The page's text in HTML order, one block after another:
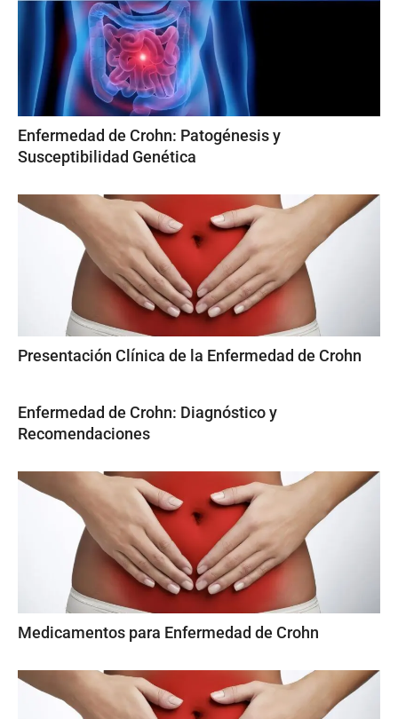
Enfermedad de Crohn: Patogénesis y
Susceptibilidad Genética
Presentación Clínica de la Enfermedad de Crohn
Enfermedad de Crohn: Diagnóstico y
Recomendaciones
Medicamentos para Enfermedad de Crohn